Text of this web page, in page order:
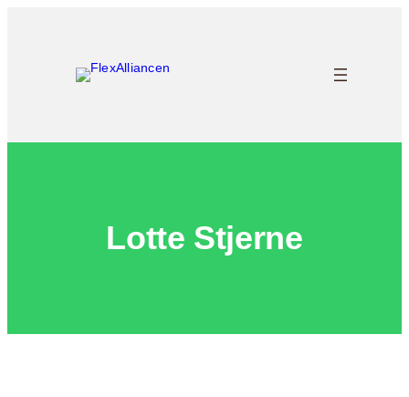
Lotte Stjerne